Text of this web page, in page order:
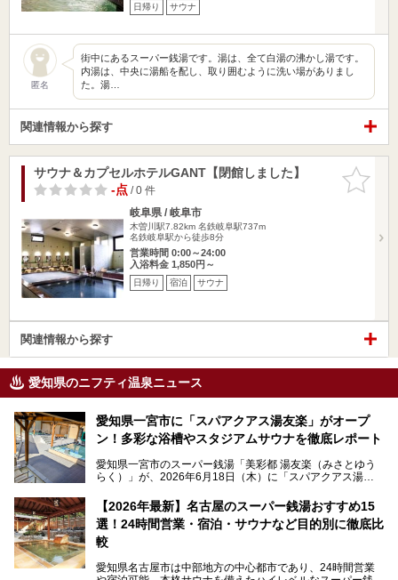
日帰り サウナ
匿名
街中にあるスーパー銭湯です。湯は、全て白湯の沸かし湯です。
内湯は、中央に湯船を配し、取り囲むように洗い場がありまし
た。湯…
関連情報から探す
お気に入
りに追加
サウナ＆カプセルホテルGANT【閉館しました】
-点/ 0 件
岐阜県 / 岐阜市
木曽川駅7.82km 名鉄岐阜駅737m
名鉄岐阜駅から徒歩8分
営業時間 0:00～24:00
入浴料金 1,850円～
日帰り 宿泊 サウナ
関連情報から探す
愛知県のニフティ温泉ニュース
愛知県一宮市に「スパアクアス湯友楽」がオープ
ン！多彩な浴槽やスタジアムサウナを徹底レポート
愛知県一宮市のスーパー銭湯「美彩都 湯友楽（みさとゆう
らく）」が、2026年6月18日（木）に「スパアクアス湯友
この地で30年にわたり愛され続けてきた施設だからこそ、
地元住民をはじめオープンを待ちわびている人も多いのでは
ないでしょうか。
老朽化した設備の補修を機に、2年前からじっくり構想を練
ってきたというだけあって、館内の充実度は想像以上。
以前の4倍に拡張したという露天エリアや10の浴槽、40人収
【2026年最新】名古屋のスーパー銭湯おすすめ15
選！24時間営業・宿泊・サウナなど目的別に徹底比
較
愛知県名古屋市は中部地方の中心都市であり、24時間営業